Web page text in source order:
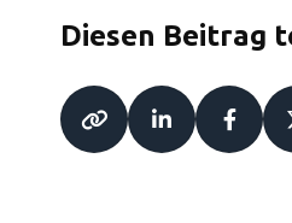
Diesen Beitrag